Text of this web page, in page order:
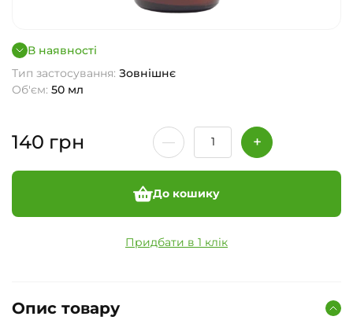
В наявності
Тип застосування: Зовнішнє
Об'єм: 50 мл
140 грн
До кошику
Придбати в 1 клік
Опис товару